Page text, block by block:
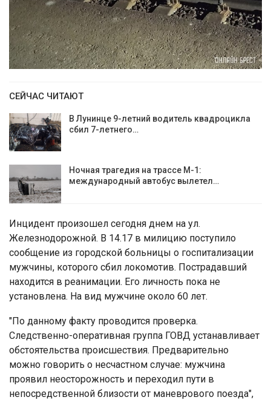
СЕЙЧАС ЧИТАЮТ
В Лунинце 9-летний водитель квадроцикла
сбил 7-летнего…
Ночная трагедия на трассе М-1:
международный автобус вылетел…
Инцидент произошел сегодня днем на ул.
Железнодорожной. В 14.17 в милицию поступило
сообщение из городской больницы о госпитализации
мужчины, которого сбил локомотив. Пострадавший
находится в реанимации. Его личность пока не
установлена. На вид мужчине около 60 лет.
"По данному факту проводится проверка.
Следственно-оперативная группа ГОВД устанавливает
обстоятельства происшествия. Предварительно
можно говорить о несчастном случае: мужчина
проявил неосторожность и переходил пути в
непосредственной близости от маневрового поезда",